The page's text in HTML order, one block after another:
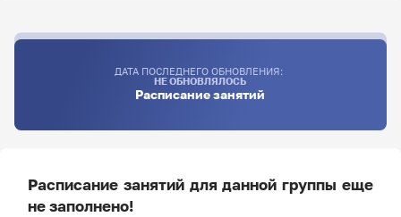
ДАТА ПОСЛЕДНЕГО ОБНОВЛЕНИЯ:
НЕ ОБНОВЛЯЛОСЬ
Расписание занятий
Расписание занятий для данной группы еще
не заполнено!